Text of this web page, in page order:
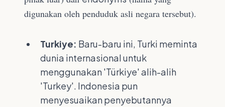
digunakan oleh penduduk asli negara tersebut).
Turkiye: Baru-baru ini, Turki meminta
dunia internasional untuk
menggunakan 'Türkiye' alih-alih
'Turkey'. Indonesia pun
menyesuaikan penyebutannya